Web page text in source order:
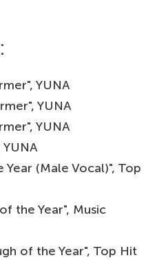
YUNA
YUNA
YUNA
Year (Male Vocal)", Top
the Year", Music
of the Year", Top Hit